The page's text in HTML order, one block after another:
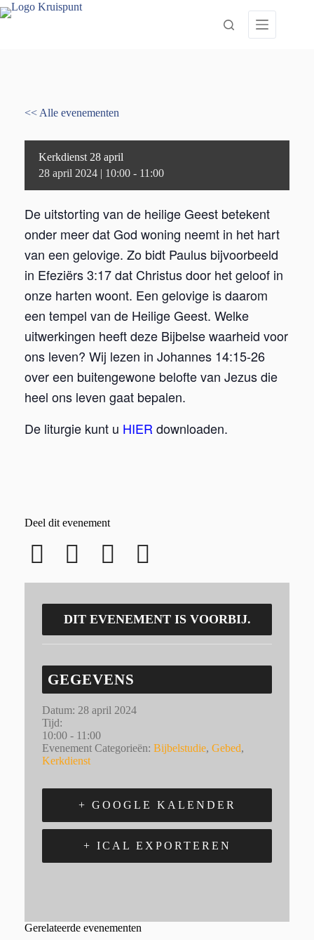
Ga
naar
<< Alle evenementen
Kerkdienst 28 april
28 april 2024 | 10:00 - 11:00
De uitstorting van de heilige Geest betekent
onder meer dat God woning neemt in het hart
van een gelovige. Zo bidt Paulus bijvoorbeeld
in Efeziërs 3:17 dat Christus door het geloof in
onze harten woont. Een gelovige is daarom
een tempel van de Heilige Geest. Welke
uitwerkingen heeft deze Bijbelse waarheid voor
ons leven? Wij lezen in Johannes 14:15-26
over een buitengewone belofte van Jezus die
heel ons leven gaat bepalen.
De liturgie kunt u HIER downloaden.
Deel dit evenement
DIT EVENEMENT IS VOORBIJ.
GEGEVENS
Datum: 28 april 2024
Tijd:
10:00 - 11:00
Evenement Categorieën: Bijbelstudie, Gebed,
Kerkdienst
+ GOOGLE KALENDER
+ ICAL EXPORTEREN
Gerelateerde evenementen